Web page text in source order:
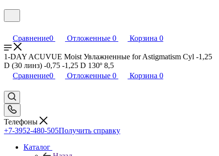
Сравнение0 Отложенные 0 Корзина 0
1-DAY ACUVUE Moist Увлажненные for Astigmatism Cyl -1,25
D (30 линз) -0,75 -1,25 D 130º 8,5
Сравнение0 Отложенные 0 Корзина 0
Телефоны
+7-3952-480-505Получить справку
Каталог